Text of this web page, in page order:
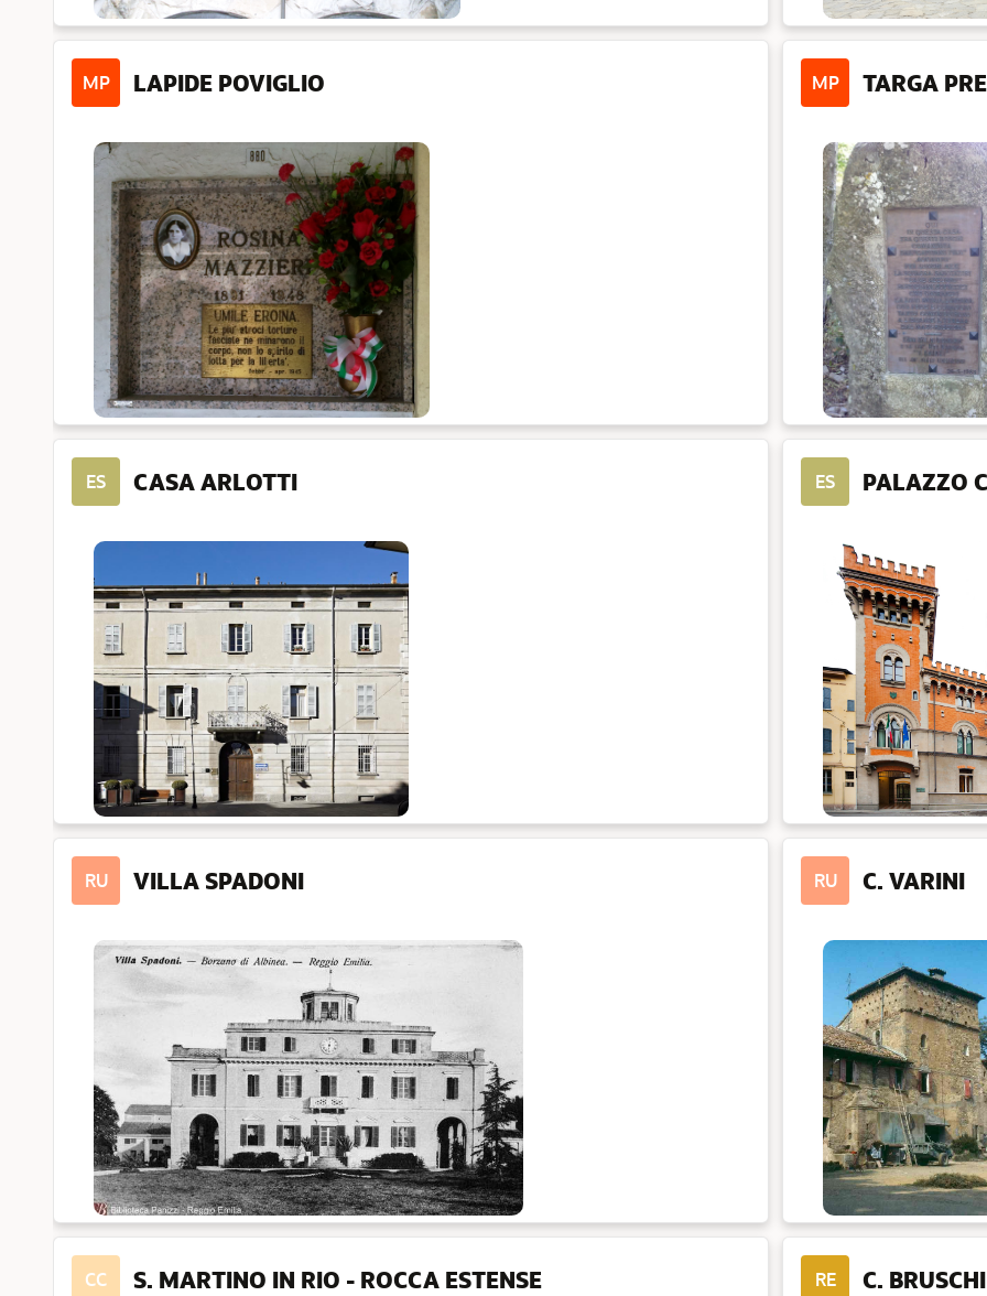
MP LAPIDE POVIGLIO MP TARGA
ES CASA ARLOTTI ES PALAZZO
RU VILLA SPADONI RU C. VARINI
CC S. MARTINO IN RIO - ROCCA ESTENSE RE C. BRUSCHI